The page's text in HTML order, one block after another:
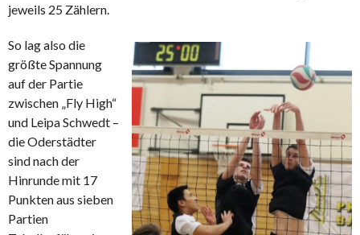
jeweils 25 Zählern.
So lag also die
größte Spannung
auf der Partie
zwischen „Fly High“
und Leipa Schwedt –
die Oderstädter
sind nach der
Hinrunde mit 17
Punkten aus sieben
Partien